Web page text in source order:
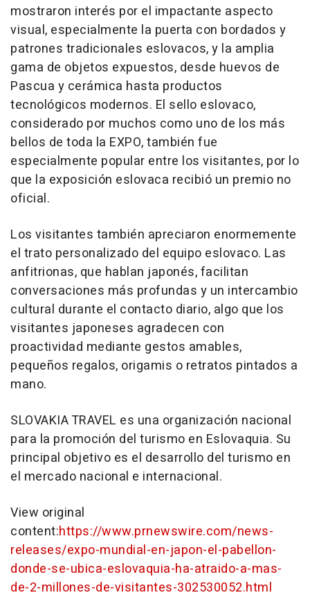
mostraron interés por el impactante aspecto
visual, especialmente la puerta con bordados y
patrones tradicionales eslovacos, y la amplia
gama de objetos expuestos, desde huevos de
Pascua y cerámica hasta productos
tecnológicos modernos. El sello eslovaco,
considerado por muchos como uno de los más
bellos de toda la EXPO, también fue
especialmente popular entre los visitantes, por lo
que la exposición eslovaca recibió un premio no
oficial.
Los visitantes también apreciaron enormemente
el trato personalizado del equipo eslovaco. Las
anfitrionas, que hablan japonés, facilitan
conversaciones más profundas y un intercambio
cultural durante el contacto diario, algo que los
visitantes japoneses agradecen con
proactividad mediante gestos amables,
pequeños regalos, origamis o retratos pintados a
mano.
SLOVAKIATRAVEL es una organización nacional
para la promoción del turismo en Eslovaquia. Su
principal objetivo es el desarrollo del turismo en
el mercado nacional e internacional.
View original
content:https://www.prnewswire.com/news-
releases/expo-mundial-en-japon-el-pabellon-
donde-se-ubica-eslovaquia-ha-atraido-a-mas-
de-2-millones-de-visitantes-302530052.html